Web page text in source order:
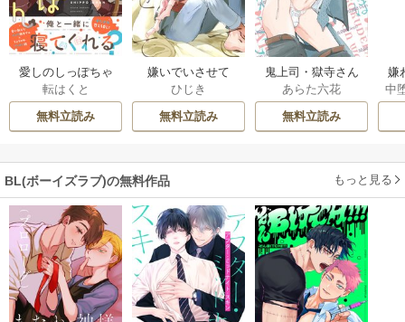
愛しのしっぽちゃ
ん
転はくと
無料立読み
嫌いでいさせて
ひじき
無料立読み
鬼上司・獄寺さん
は暴かれたい。
【コミックス版】
あらた六花
無料立読み
嫌
は
中
BL(ボーイズラブ)の無料作品 もっと見る